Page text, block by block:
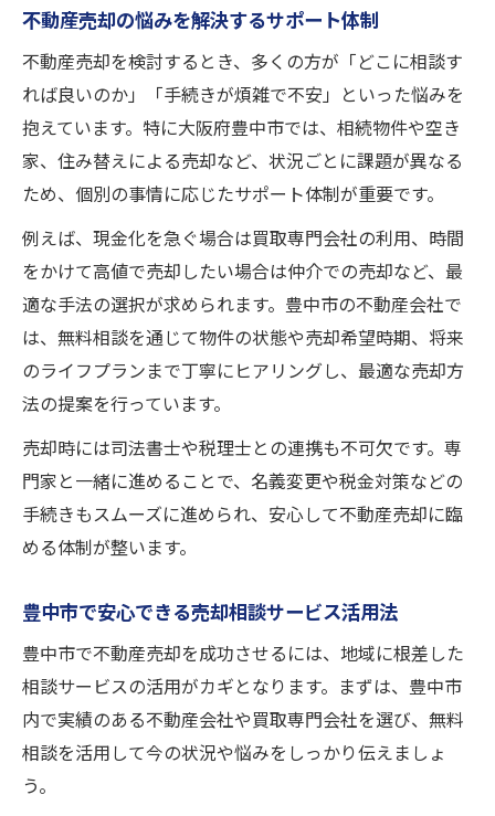
不動産売却の悩みを解決するサポート体制
不動産売却を検討するとき、多くの方が「どこに相談す
れば良いのか」「手続きが煩雑で不安」といった悩みを
抱えています。特に大阪府豊中市では、相続物件や空き
家、住み替えによる売却など、状況ごとに課題が異なる
ため、個別の事情に応じたサポート体制が重要です。
例えば、現金化を急ぐ場合は買取専門会社の利用、時間
をかけて高値で売却したい場合は仲介での売却など、最
適な手法の選択が求められます。豊中市の不動産会社で
は、無料相談を通じて物件の状態や売却希望時期、将来
のライフプランまで丁寧にヒアリングし、最適な売却方
法の提案を行っています。
売却時には司法書士や税理士との連携も不可欠です。専
門家と一緒に進めることで、名義変更や税金対策などの
手続きもスムーズに進められ、安心して不動産売却に臨
める体制が整います。
豊中市で安心できる売却相談サービス活用法
豊中市で不動産売却を成功させるには、地域に根差した
相談サービスの活用がカギとなります。まずは、豊中市
内で実績のある不動産会社や買取専門会社を選び、無料
相談を活用して今の状況や悩みをしっかり伝えましょ
う。